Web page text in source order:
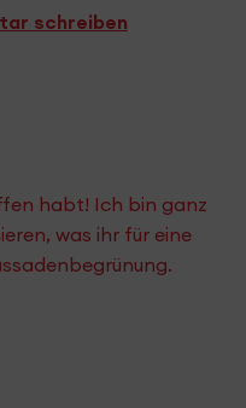
schreiben
habt! Ich bin ganz
was ihr für eine